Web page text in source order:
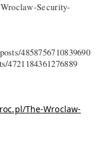
Security-
4858756710839690
4721184361276889
The-Wroclaw-